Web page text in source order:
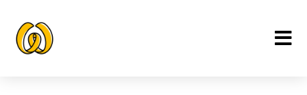
inhoud